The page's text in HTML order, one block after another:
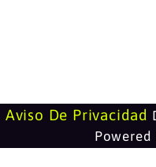
Aviso De Privacidad
Powered